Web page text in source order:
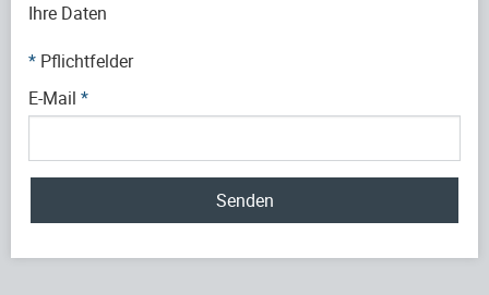
Ihre Daten
* Pflichtfelder
E-Mail *
Senden